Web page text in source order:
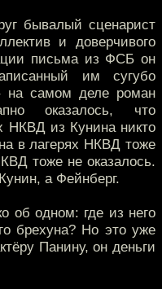
бывалый сценарист
и доверчивого
письма из ФСБ он
им сугубо
на самом деле роман
оказалось, что
НКВД из Кунина никто
в лагерях НКВД тоже
тоже не оказалось.
а Фейнберг.
об одном: где из него
брехуна? Но это уже
Панину, он деньги